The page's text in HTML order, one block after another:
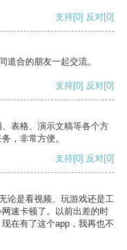
支持[0] 反对[0]
道合的朋友一起交流。
支持[0] 反对[0]
表格、演示文稿等各个方
，非常方便。
支持[0] 反对[0]
论是看视频、玩游戏还是工
速卡顿了。以前出差的时
在有了这个app，我再也不